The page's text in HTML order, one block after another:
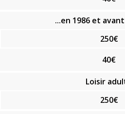
...en 1986 et
250€
40€
Loisir
250€